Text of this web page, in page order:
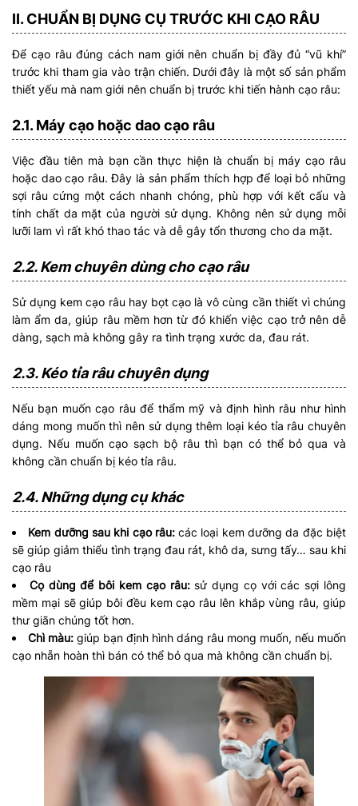
II. CHUẨN BỊ DỤNG CỤ TRƯỚC KHI CẠO RÂU
Để cạo râu đúng cách nam giới nên chuẩn bị đầy đủ “vũ khí”
trước khi tham gia vào trận chiến. Dưới đây là một số sản phẩm
thiết yếu mà nam giới nên chuẩn bị trước khi tiến hành cạo râu:
2.1. Máy cạo hoặc dao cạo râu
Việc đầu tiên mà bạn cần thực hiện là chuẩn bị máy cạo râu
hoặc dao cạo râu. Đây là sản phẩm thích hợp để loại bỏ những
sợi râu cứng một cách nhanh chóng, phù hợp với kết cấu và
tính chất da mặt của người sử dụng. Không nên sử dụng mỗi
lưỡi lam vì rất khó thao tác và dễ gây tổn thương cho da mặt.
2.2. Kem chuyên dùng cho cạo râu
Sử dụng kem cạo râu hay bọt cạo là vô cùng cần thiết vì chúng
làm ẩm da, giúp râu mềm hơn từ đó khiến việc cạo trở nên dễ
dàng, sạch mà không gây ra tình trạng xước da, đau rát.
2.3. Kéo tỉa râu chuyên dụng
Nếu bạn muốn cạo râu để thẩm mỹ và định hình râu như hình
dáng mong muốn thì nên sử dụng thêm loại kéo tỉa râu chuyên
dụng. Nếu muốn cạo sạch bộ râu thì bạn có thể bỏ qua và
không cần chuẩn bị kéo tỉa râu.
2.4. Những dụng cụ khác
Kem dưỡng sau khi cạo râu:các loại kem dưỡng da đặc biệt
sẽ giúp giảm thiểu tình trạng đau rát, khô da, sưng tấy… sau khi
cạo râu
Cọ dùng để bôi kem cạo râu:sử dụng cọ với các sợi lông
mềm mại sẽ giúp bôi đều kem cạo râu lên khắp vùng râu, giúp
thư giãn chúng tốt hơn.
Chì màu: giúp bạn định hình dáng râu mong muốn, nếu muốn
cạo nhẵn hoàn thì bán có thể bỏ qua mà không cần chuẩn bị.